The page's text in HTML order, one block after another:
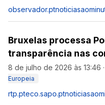
observador.pt
Bruxelas processa
transparência nas
8 de julho de 2026 às 13:46 ·
Europeia
rtp.pteco.sapo.pt